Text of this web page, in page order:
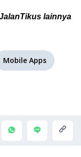
lainnya
Mobile Apps